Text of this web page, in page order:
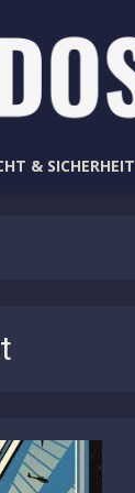
& SICHERHEIT